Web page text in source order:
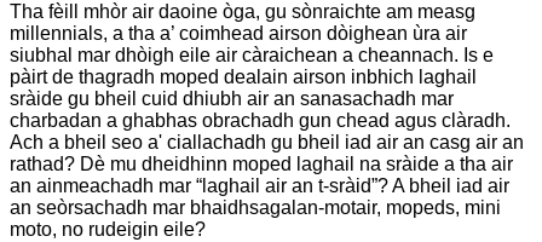
Tha fèill mhòr air daoine òga, gu sònraichte am measg
millennials, a tha a’ coimhead airson dòighean ùra air
siubhal mar dhòigh eile air càraichean a cheannach. Is e
pàirt de thagradh moped dealain airson inbhich laghail
sràide gu bheil cuid dhiubh air an sanasachadh mar
charbadan a ghabhas obrachadh gun chead agus clàradh.
Ach a bheil seo a' ciallachadh gu bheil iad air an casg air an
rathad? Dè mu dheidhinn moped laghail na sràide a tha air
an ainmeachadh mar “laghail air an t-sràid”? A bheil iad air
an seòrsachadh mar bhaidhsagalan-motair, mopeds, mini
moto, no rudeigin eile?